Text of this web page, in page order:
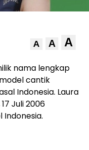
A A A
nama lengkap
cantik
Indonesia. Laura
Juli 2006